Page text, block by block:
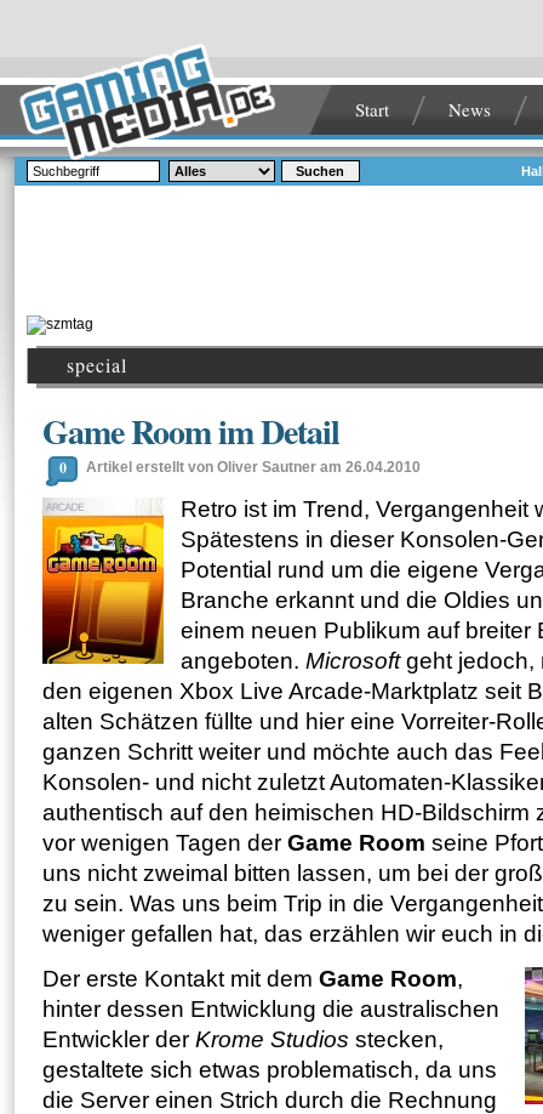
Start News
Suchen
special
Game Room im Detail
0 Artikel erstellt von Oliver Sautner am 26.04.2010
Retro ist im Trend, Vergangenheit
Spätestens in dieser Konsolen-
Potential rund um die eigene
Branche erkannt und die Oldies
einem neuen Publikum auf breiter
angeboten. Microsoftgeht jedoch,
den eigenen Xbox Live Arcade-Marktplatz seit
alten Schätzen füllte und hier eine Vorreiter-
ganzen Schritt weiter und möchte auch das
Konsolen- und nicht zuletzt Automaten-
authentisch auf den heimischen HD-Bildschirm
vor wenigen Tagen der Game Room seine
uns nicht zweimal bitten lassen, um bei der
zu sein. Was uns beim Trip in die
weniger gefallen hat, das erzählen wir euch in
Der erste Kontakt mit dem Game Room,
hinter dessen Entwicklung die australischen
Entwickler der Krome Studios stecken,
gestaltete sich etwas problematisch, da uns
die Server einen Strich durch die Rechnung